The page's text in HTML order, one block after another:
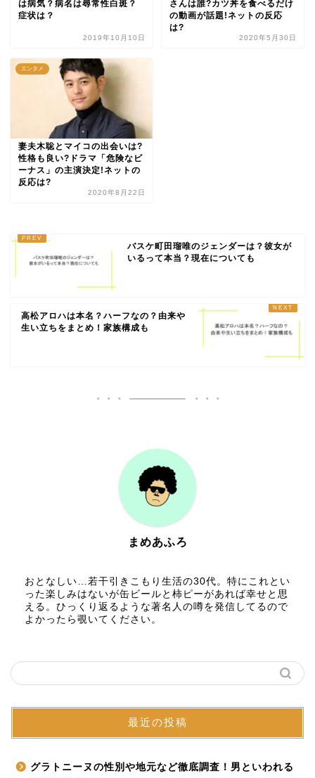
は病気？病名は尋常性白斑？
症状は？
2019年10月10日
さんは誰?カツ丼を食べるだけ
の動画が話題!ネットの反応
は?
2020年5月30日
エンタメ
妻夫木聡とマイコの出会いは?
性格も良い?ドラマ「危険なビ
ーナス」の主演決定!ネットの
反応は?
2020年8月22日
バスケ町田瑠唯のジェンダーは？彼女が
いるって本当？現在についても
高松アロハは本名？ハーフなの？由来や
生い立ちをまとめ！家族構成も
まめあふろ
おとなしい…若干引きこもり生活の30代。特にこれとい
った楽しみはないが缶ビールと柿ピーがあれば幸せと思
える。ひっくり返るような著名人の噂を発信してるので
よかったら覗いてください。
最近の投稿
グラトニーヌの性別や地元など徹底調査！男といわれる